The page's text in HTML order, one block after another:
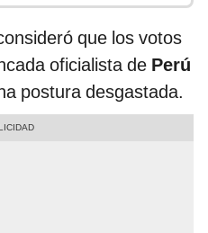
que los votos
oficialista de Perú
postura desgastada.